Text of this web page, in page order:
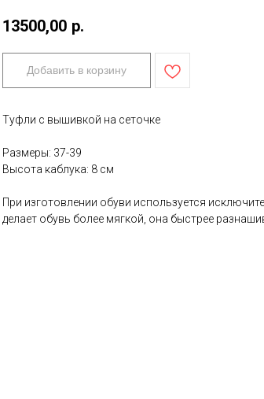
13500,00 р.
Добавить в корзину
Туфли с вышивкой на сеточке
Размеры: 37-39
Высота каблука: 8 см
При изготовлении обуви используется
делает обувь более мягкой, она быстрее